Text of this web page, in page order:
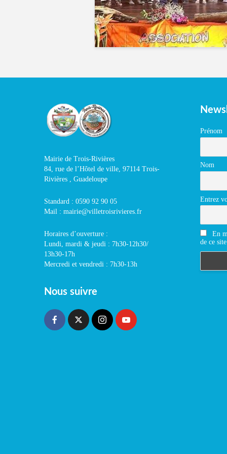
Mairie de Trois-Rivières
84, rue de l’Hôtel de ville, 97114 Trois-
Rivières , Guadeloupe
Standard : 0590 92 90 05
Mail : mairie@villetroisrivieres.fr
Horaires d’ouverture :
Lundi, mardi & jeudi : 7h30-12h30/
13h30-17h
Mercredi et vendredi : 7h30-13h
Nous suivre
Prénom
Nom
Entrez
En
de ce site